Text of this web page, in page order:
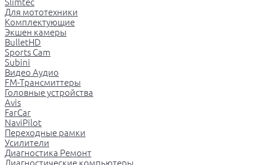
Slimtec
Для мототехники
Комплектующие
Экшен камеры
BulletHD
Sports Cam
Subini
Видео Аудио
FM-Трансмиттеры
Головные устройства
Avis
FarCar
NaviPilot
Переходные рамки
Усилители
Диагностика Ремонт